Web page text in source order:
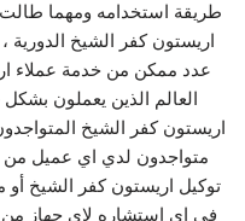
طريقة استخدامه ومهما
اريستون كفر الشيخ الدورية
عدد ممكن من خدمة عملاء
العالم الذين يعملون
اريستون كفر الشيخ
متواجدون لدي اي عميل من
توكيل اريستون كفر الشيخ
فى اى استشاره لاي جهاز من